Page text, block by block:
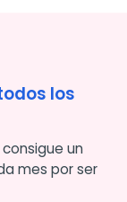
los
un
mes por ser